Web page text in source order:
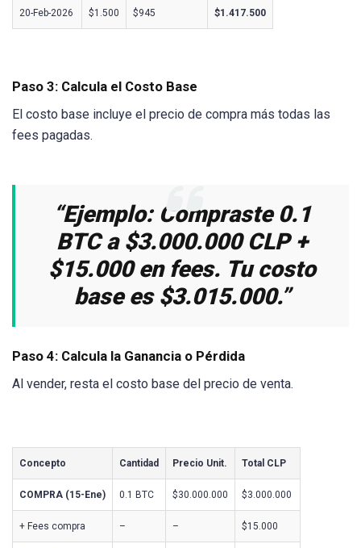
20-Feb-2026 $1.500 $945 $1.417.500
Paso 3: Calcula el Costo Base
El costo base incluye el precio de compra más todas las
fees pagadas.
“Ejemplo: Compraste 0.1
BTC a $3.000.000 CLP +
$15.000 en fees. Tu costo
base es $3.015.000.”
Paso 4: Calcula la Ganancia o Pérdida
Al vender, resta el costo base del precio de venta.
Concepto Cantidad Precio Unit. Total CLP
COMPRA (15-Ene) 0.1 BTC $30.000.000 $3.000.000
+ Fees compra – – $15.000